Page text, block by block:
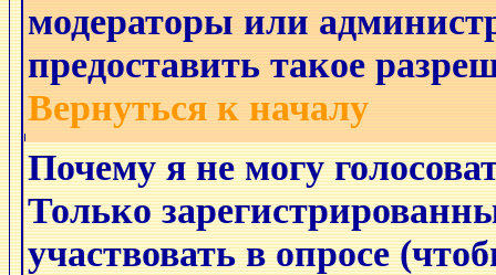
модераторы или
предоставить такое
Вернуться к началу
Почему я не могу
Только
участвовать в опросе